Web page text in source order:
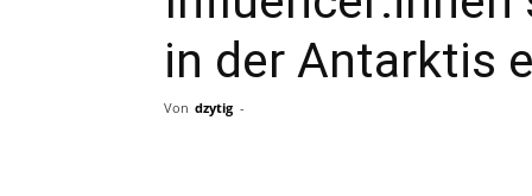
in der Antarktis
Von dzytig -